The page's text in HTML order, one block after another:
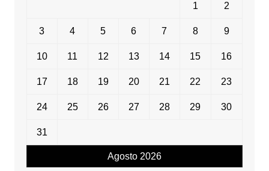
Agosto 2026
1 2
3 4 5 6 7 8 9
10 11 12 13 14 15 16
17 18 19 20 21 22 23
24 25 26 27 28 29 30
31